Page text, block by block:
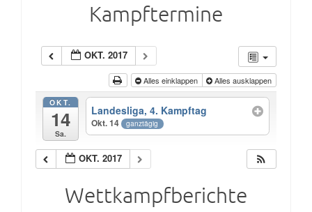
Kampftermine
OKT. 2017
Alles einklappen Alles ausklappen
OKT.
14
Sa.
Landesliga, 4. Kampftag
Okt. 14 ganztägig
OKT. 2017
Wettkampfberichte